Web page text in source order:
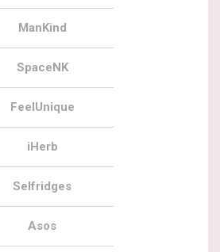
ManKind
SpaceNK
FeelUnique
iHerb
Selfridges
Asos